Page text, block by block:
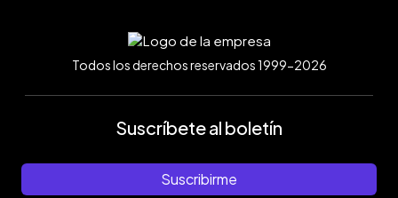
Todos los derechos reservados 1999-2026
Suscríbete al boletín
Suscribirme